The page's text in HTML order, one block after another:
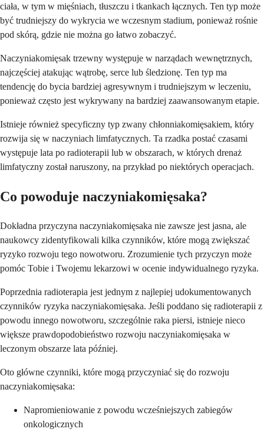
ciała, w tym w mięśniach, tłuszczu i tkankach łącznych. Ten typ może
być trudniejszy do wykrycia we wczesnym stadium, ponieważ rośnie
pod skórą, gdzie nie można go łatwo zobaczyć.
Naczyniakomięsak trzewny występuje w narządach wewnętrznych,
najczęściej atakując wątrobę, serce lub śledzionę. Ten typ ma
tendencję do bycia bardziej agresywnym i trudniejszym w leczeniu,
ponieważ często jest wykrywany na bardziej zaawansowanym etapie.
Istnieje również specyficzny typ zwany chłonniakomięsakiem, który
rozwija się w naczyniach limfatycznych. Ta rzadka postać czasami
występuje lata po radioterapii lub w obszarach, w których drenaż
limfatyczny został naruszony, na przykład po niektórych operacjach.
Co powoduje naczyniakomięsaka?
Dokładna przyczyna naczyniakomięsaka nie zawsze jest jasna, ale
naukowcy zidentyfikowali kilka czynników, które mogą zwiększać
ryzyko rozwoju tego nowotworu. Zrozumienie tych przyczyn może
pomóc Tobie i Twojemu lekarzowi w ocenie indywidualnego ryzyka.
Poprzednia radioterapia jest jednym z najlepiej udokumentowanych
czynników ryzyka naczyniakomięsaka. Jeśli poddano się radioterapii z
powodu innego nowotworu, szczególnie raka piersi, istnieje nieco
większe prawdopodobieństwo rozwoju naczyniakomięsaka w
leczonym obszarze lata później.
Oto główne czynniki, które mogą przyczyniać się do rozwoju
naczyniakomięsaka:
Napromieniowanie z powodu wcześniejszych zabiegów
onkologicznych